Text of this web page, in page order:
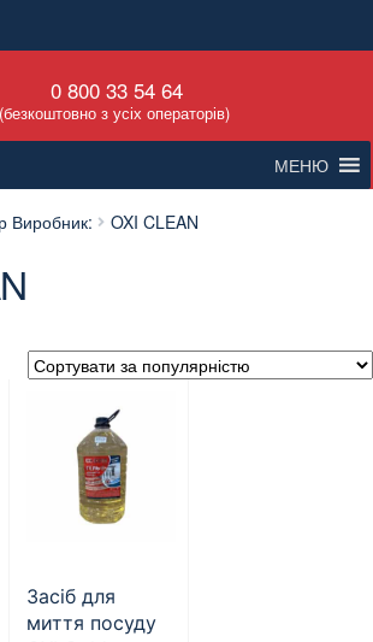
навігації
вмісту
0 800 33 54 64
(безкоштовно з усіх операторів)
МЕНЮ
Виробник: OXI CLEAN
Засіб для
миття посуду